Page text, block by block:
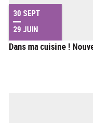
30 SEPT
29 JUIN
Dans ma cuisine !